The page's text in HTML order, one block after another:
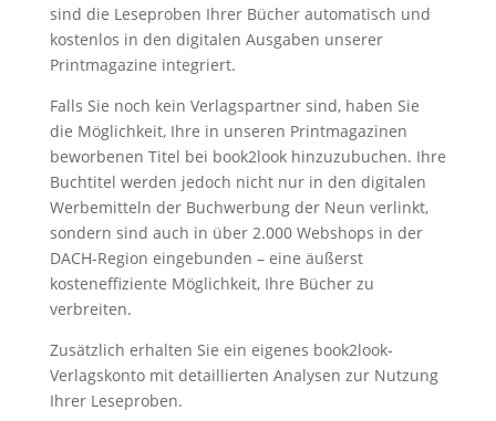
sind die Leseproben Ihrer Bücher automatisch und
kostenlos in den digitalen Ausgaben unserer
Printmagazine integriert.
Falls Sie noch kein Verlagspartner sind, haben Sie
die Möglichkeit, Ihre in unseren Printmagazinen
beworbenen Titel bei book2look hinzuzubuchen. Ihre
Buchtitel werden jedoch nicht nur in den digitalen
Werbemitteln der Buchwerbung der Neun verlinkt,
sondern sind auch in über 2.000 Webshops in der
DACH-Region eingebunden – eine äußerst
kosteneffiziente Möglichkeit, Ihre Bücher zu
verbreiten.
Zusätzlich erhalten Sie ein eigenes book2look-
Verlagskonto mit detaillierten Analysen zur Nutzung
Ihrer Leseproben.